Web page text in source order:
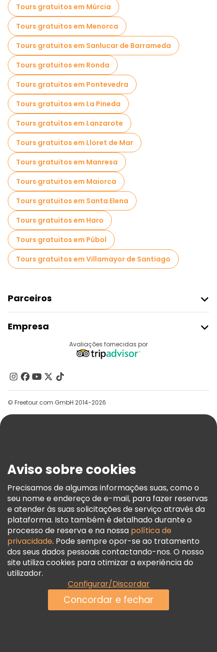
Tours gratuitos em Múrcia
Tours gratuitos em Menorca
Tours gratuitos em Sanlucar de Barrameda
Tours gratuitos em Ronda
Tours gratuitos em Pontevedra
Tours gratuitos em La Pineda
Tours gratuitos em Lanzarote
Tours gratuitos em Lloret de Mar
Tours gratuitos em Manresa
Tours gratuitos em Maiorca
Tours gratuitos em Santa Elena
Tours gratuitos em Haro
Tours gratuitos em Púbol
Tours gratuitos em Villamayor de Santiago
Parceiros
Registo Do Fornecedor
Programa De Afiliados
Empresa
Contacte-Nos
Grupos
Ajuda
Termos E Informações Legais
Política De Cookies
Freetour Prémios
Programa De Fidelidade
Avaliações fornecidas por
© Freetour.com GmbH 2014-2026
Aviso sobre cookies
Precisamos de algumas informações suas, como o
seu nome e endereço de e-mail, para fazer reservas
e atender às suas solicitações de serviço através da
plataforma. Isto também é detalhado durante o
processo de reserva e na nossa política de
privacidade. Pode sempre opor-se ao tratamento
dos seus dados pessoais contactando-nos. O nosso
site utiliza cookies para otimizar a experiência do
utilizador.
Configurar/Discordar
Concordar e fechar